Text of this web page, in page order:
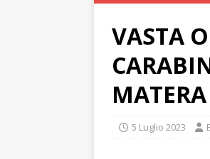
VASTA
5 Luglio 2023